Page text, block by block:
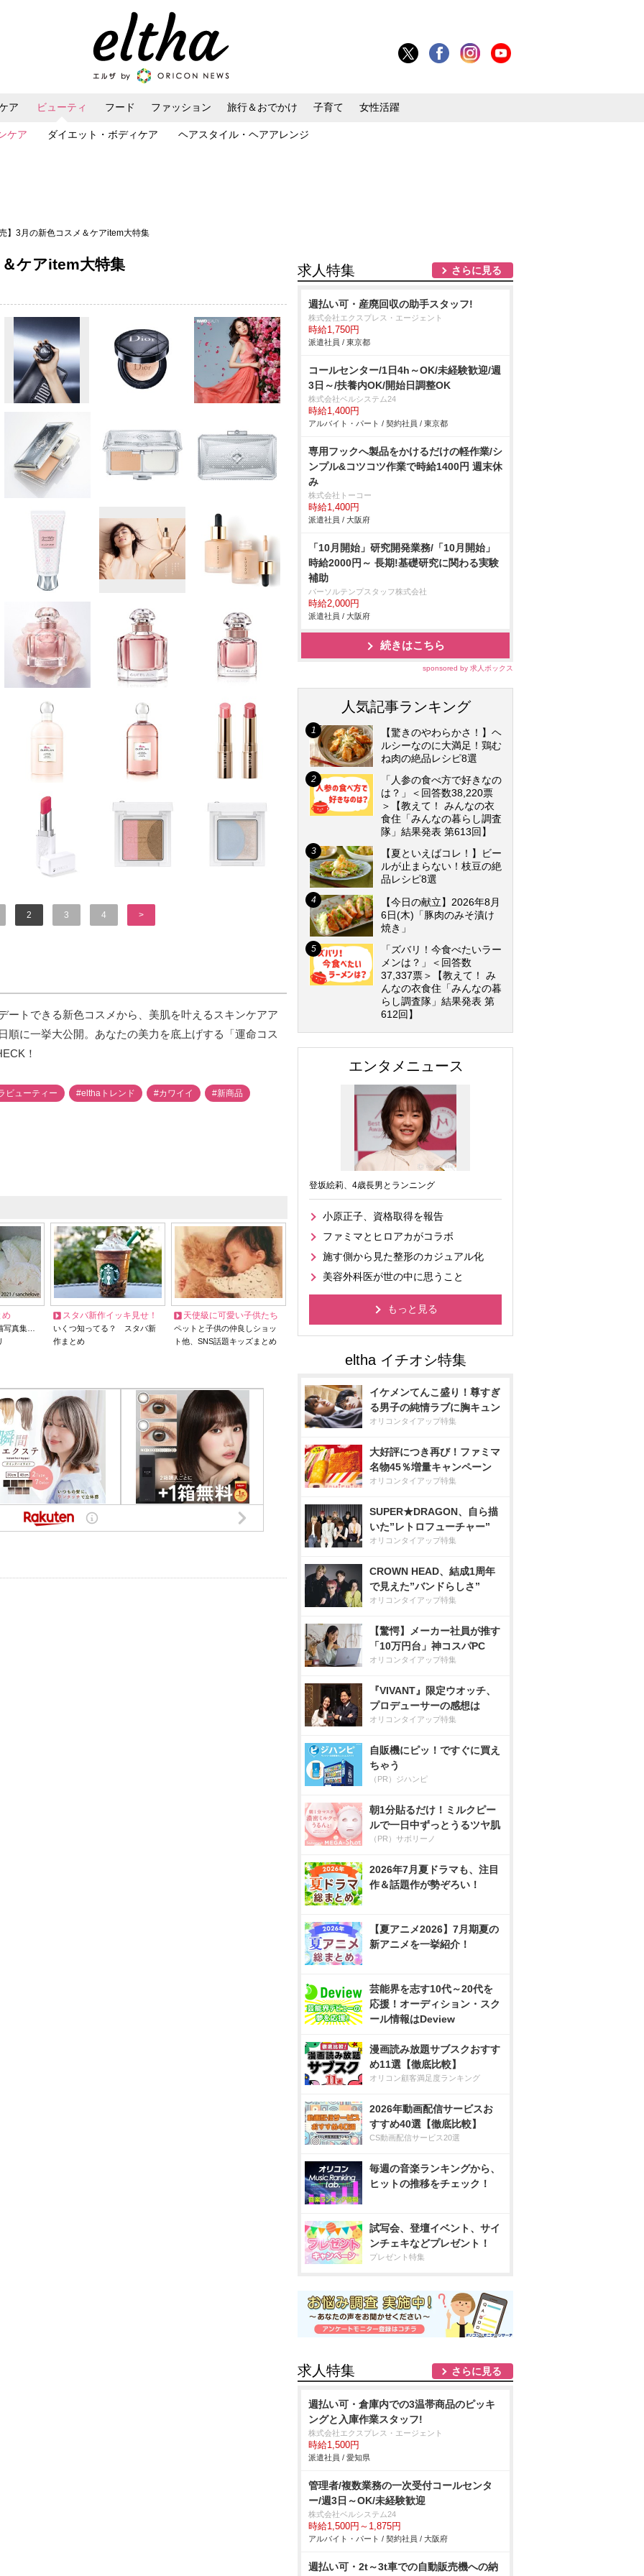
ア ビューティ
ケア ダイエット・ボディケア ヘアスタイル・ヘアアレンジ
フード ファッション 旅行＆おでかけ 子育て 女性活躍
】3月の新色コスメ＆ケアitem大特集
ケアitem大特集
2 3 4 >
ートできる新色コスメから、美肌を叶えるスキンケアア
順に一挙大公開。あなたの美力を底上げする「運命コス
！
ビューティー #elthaトレンド #カワイイ #新商品
め
写真集…
スタバ新作イッキ見せ！
いくつ知ってる？ スタバ新
作まとめ
天使級に可愛い子供たち
ペットと子供の仲良しショッ
ト他、SNS話題キッズまとめ
求人特集 さらに見る
週払い可・産廃回収の助手スタッフ!
株式会社エクスプレス・エージェント
時給1,750円
派遣社員 / 東京都
コールセンター/1日4h～OK/未経験歓迎/週
3日～/扶養内OK/開始日調整OK
株式会社ベルシステム24
時給1,400円
アルバイト・パート / 契約社員 / 東京都
専用フックへ製品をかけるだけの軽作業/シ
ンプル&コツコツ作業で時給1400円 週末休
み
株式会社トーコー
時給1,400円
派遣社員 / 大阪府
「10月開始」研究開発業務/「10月開始」
時給2000円～ 長期!基礎研究に関わる実験
補助
パーソルテンプスタッフ株式会社
時給2,000円
派遣社員 / 大阪府
続きはこちら
sponsored by 求人ボックス
人気記事ランキング
【驚きのやわらかさ！】ヘ
ルシーなのに大満足！鶏む
ね肉の絶品レシピ8選
「人参の食べ方で好きなの
は？」＜回答数38,220票
＞【教えて！ みんなの衣
食住「みんなの暮らし調査
隊」結果発表 第613回】
【夏といえばコレ！】ビー
ルが止まらない！枝豆の絶
品レシピ8選
【今日の献立】2026年8月
6日(木)「豚肉のみそ漬け
焼き」
「ズバリ！今食べたいラー
メンは？」＜回答数
37,337票＞【教えて！ み
んなの衣食住「みんなの暮
らし調査隊」結果発表 第
612回】
エンタメニュース
登坂絵莉、4歳長男とランニング
小原正子、資格取得を報告
ファミマとヒロアカがコラボ
施す側から見た整形のカジュアル化
美容外科医が世の中に思うこと
もっと見る
イケメンてんこ盛り！尊すぎ
る男子の純情ラブに胸キュン
オリコンタイアップ特集
大好評につき再び！ファミマ
名物45％増量キャンペーン
オリコンタイアップ特集
SUPER★DRAGON、自ら描
いた”レトロフューチャー”
オリコンタイアップ特集
CROWN HEAD、結成1周年
で見えた”バンドらしさ”
オリコンタイアップ特集
【驚愕】メーカー社員が推す
「10万円台」神コスパPC
オリコンタイアップ特集
『VIVANT』限定ウオッチ、
プロデューサーの感想は
オリコンタイアップ特集
自販機にピッ！ですぐに買え
ちゃう
（PR）ジハンピ
朝1分貼るだけ！ミルクピー
ルで一日中ずっとうるツヤ肌
（PR）サボリーノ
2026年7月夏ドラマも、注目
作＆話題作が勢ぞろい！
【夏アニメ2026】7月期夏の
新アニメを一挙紹介！
芸能界を志す10代～20代を
応援！オーディション・スク
ール情報はDeview
漫画読み放題サブスクおすす
め11選【徹底比較】
オリコン顧客満足度ランキング
2026年動画配信サービスお
すすめ40選【徹底比較】
CS動画配信サービス20選
毎週の音楽ランキングから、
ヒットの推移をチェック！
試写会、登壇イベント、サイ
ンチェキなどプレゼント！
プレゼント特集
求人特集 さらに見る
週払い可・倉庫内での3温帯商品のピッキ
ングと入庫作業スタッフ!
株式会社エクスプレス・エージェント
時給1,500円
派遣社員 / 愛知県
管理者/複数業務の一次受付コールセンタ
ー/週3日～OK/未経験歓迎
株式会社ベルシステム24
時給1,500円～1,875円
アルバイト・パート / 契約社員 / 大阪府
週払い可・2t～3t車での自動販売機への納